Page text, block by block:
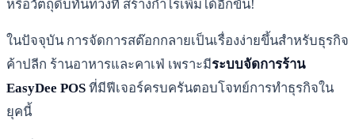
หรือวัตถุดิบทันท่วงที สร้างกำไรเพิ่มได้อีกขั้น!
ในปัจจุบัน การจัดการสต๊อกกลายเป็นเรื่องง่ายขึ้นสำหรับธุรกิจ
ค้าปลีก ร้านอาหารและคาเฟ่ เพราะมีระบบจัดการร้าน
EasyDee POS ที่มีฟีเจอร์ครบครันตอบโจทย์การทำธุรกิจใน
ยุคนี้